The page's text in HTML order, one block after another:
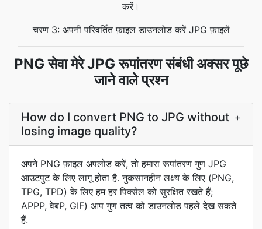
करें।
चरण 3: अपनी परिवर्तित फ़ाइल डाउनलोड करें JPG फ़ाइलें
PNG सेवा मेरे JPG रूपांतरण संबंधी अक्सर पूछे
जाने वाले प्रश्न
How do I convert PNG to JPG without
losing image quality?
+
अपने PNG फ़ाइल अपलोड करें, तो हमारा रूपांतरण गुण JPG
आउटपुट के लिए लागू होता है. नुकसानहीन लक्ष्य के लिए (PNG,
TPG, TPD) के लिए हम हर पिक्सेल को सुरक्षित रखते हैं;
APPP, वेबP, GIF) आप गुण तत्व को डाउनलोड पहले देख सकते
हैं.